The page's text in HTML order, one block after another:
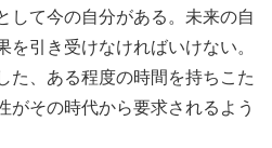
して今の自分がある。未来の自
引き受けなければいけない。
た、ある程度の時間を持ちこた
がその時代から要求されるよう